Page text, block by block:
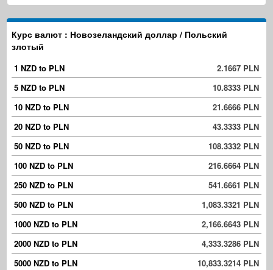
Курс валют : Новозеландский доллар / Польский
злотый
1 NZD to PLN
2.1667 PLN
5 NZD to PLN
10.8333 PLN
10 NZD to PLN
21.6666 PLN
20 NZD to PLN
43.3333 PLN
50 NZD to PLN
108.3332 PLN
100 NZD to PLN
216.6664 PLN
250 NZD to PLN
541.6661 PLN
500 NZD to PLN
1,083.3321 PLN
1000 NZD to PLN
2,166.6643 PLN
2000 NZD to PLN
4,333.3286 PLN
5000 NZD to PLN
10,833.3214 PLN